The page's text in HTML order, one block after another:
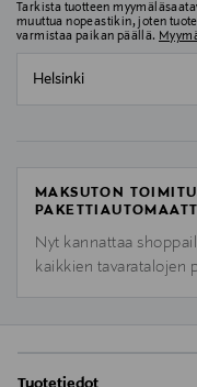
Tarkista tuotteen
muuttua nopeastikin, joten
varmistaa paikan päällä.
Helsinki
MAKSUTON
Nyt kannattaa
kaikkien tavaratalojen